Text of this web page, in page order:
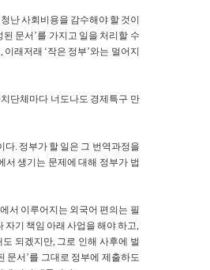
난 사회비용을 감수해야 할 것이
문서’를 가지고 일을 처리할 수
래저래 ‘작은 정부’와는 멀어지
단체마다 너도나도 경제특구 만
. 정부가 할 일은 그 번역과정을
서 생기는 문제에 대해 정부가 법
서 이루어지는 외국어 편의는 필
기 책임 아래 사업을 해야 하고,
되겠지만, 그로 인해 사후에 벌
문서’를 그대로 정부에 제출하도